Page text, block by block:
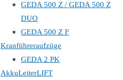
GEDA 500 Z / GEDA 500 Z
DUO
GEDA 500 Z F
Kranführeraufzüge
GEDA 2 PK
AkkuLeiterLIFT